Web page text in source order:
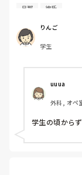
旦那 彼氏
りんご
学生
uuua
外科, オペ
学生の頃から